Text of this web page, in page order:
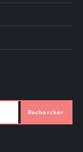
Rechercher